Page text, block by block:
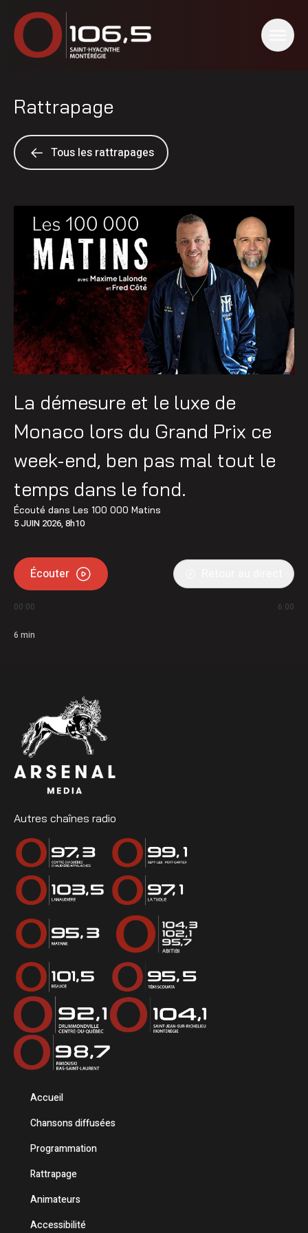
Rattrapage
Tous les rattrapages
La démesure et le luxe de
Monaco lors du Grand Prix ce
week-end, ben pas mal tout le
temps dans le fond.
Écouté dans Les 100 000 Matins
5 JUIN 2026, 8h10
Écouter
00:00 6:00
6 min
Autres chaînes radio
Accueil
Chansons diffusées
Programmation
Rattrapage
Animateurs
Accessibilité